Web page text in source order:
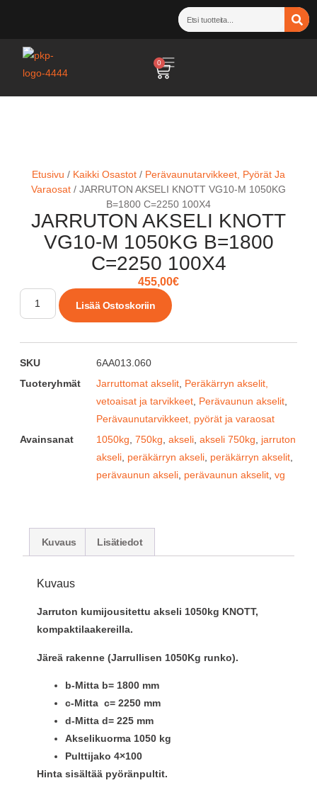
0
Etusivu / Kaikki Osastot / Perävaunutarvikkeet, Pyörät Ja
Varaosat / JARRUTON AKSELI KNOTT VG10-M 1050KG
B=1800 C=2250 100X4
JARRUTON AKSELI KNOTT
VG10-M 1050KG B=1800
C=2250 100X4
455,00€
Lisää Ostoskoriin
SKU
6AA013.060
Tuoteryhmät
Jarruttomat akselit, Peräkärryn akselit,
vetoaisat ja tarvikkeet, Perävaunun akselit,
Perävaunutarvikkeet, pyörät ja varaosat
Avainsanat
1050kg, 750kg, akseli, akseli 750kg, jarruton
akseli, peräkärryn akseli, peräkärryn akselit,
perävaunun akseli, perävaunun akselit, vg
Kuvaus Lisätiedot
Kuvaus
Jarruton kumijousitettu akseli 1050kg KNOTT,
kompaktilaakereilla.
Järeä rakenne (Jarrullisen 1050Kg runko).
b-Mitta b= 1800 mm
c-Mitta c= 2250 mm
d-Mitta d= 225 mm
Akselikuorma 1050 kg
Pulttijako 4×100
Hinta sisältää pyöränpultit.